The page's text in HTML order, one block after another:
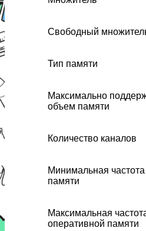
Свободный
Тип памяти
Максимально
объем памяти
Количество каналов
Минимальная
памяти
Максимальная
оперативной памяти